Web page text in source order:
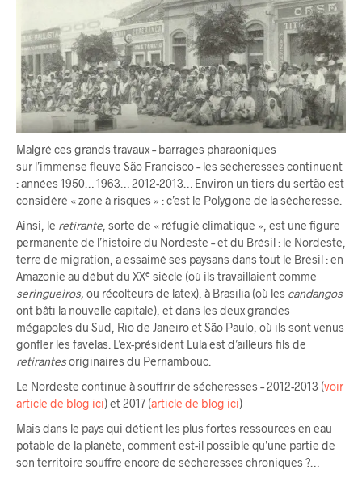
Malgré ces grands travaux – barrages pharaoniques
sur l’immense fleuve São Francisco – les sécheresses continuent
: années 1950… 1963… 2012-2013… Environ un tiers du sertão est
considéré « zone à risques » : c’est le Polygone de la sécheresse.
Ainsi, le retirante , sorte de « réfugié climatique », est une figure
permanente de l’histoire du Nordeste – et du Brésil : le Nordeste,
terre de migration, a essaimé ses paysans dans tout le Brésil : en
Amazonie au début du XXe siècle (où ils travaillaient comme
seringueiros, ou récolteurs de latex), à Brasilia (où les candangos
ont bâti la nouvelle capitale), et dans les deux grandes
mégapoles du Sud, Rio de Janeiro et São Paulo, où ils sont venus
gonfler les favelas. L’ex-président Lula est d’ailleurs fils de
retirantesoriginaires du Pernambouc.
Le Nordeste continue à souffrir de sécheresses – 2012-2013 (voir
article de blog ici) et 2017 (article de blog ici)
Mais dans le pays qui détient les plus fortes ressources en eau
potable de la planète, comment est-il possible qu’une partie de
son territoire souffre encore de sécheresses chroniques ?…